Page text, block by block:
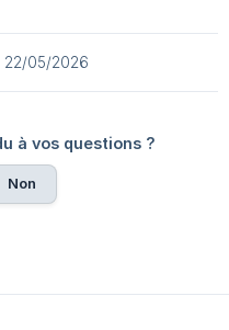
22/05/2026
à vos questions ?
Non